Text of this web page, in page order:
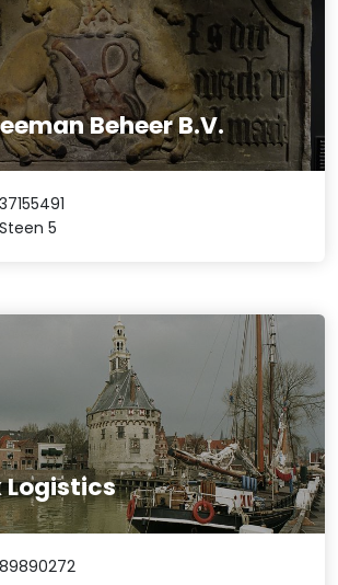
Beheer B.V.
37155491
5
Logistics
89890272